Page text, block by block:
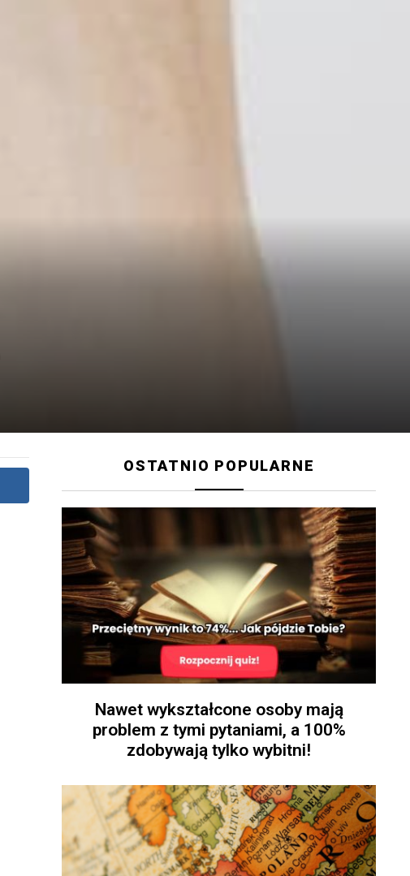
OSTATNIO POPULARNE
Nawet wykształcone osoby mają
problem z tymi pytaniami, a 100%
zdobywają tylko wybitni!